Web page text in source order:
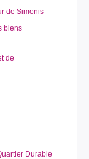
de Simonis
biens
de
Durable